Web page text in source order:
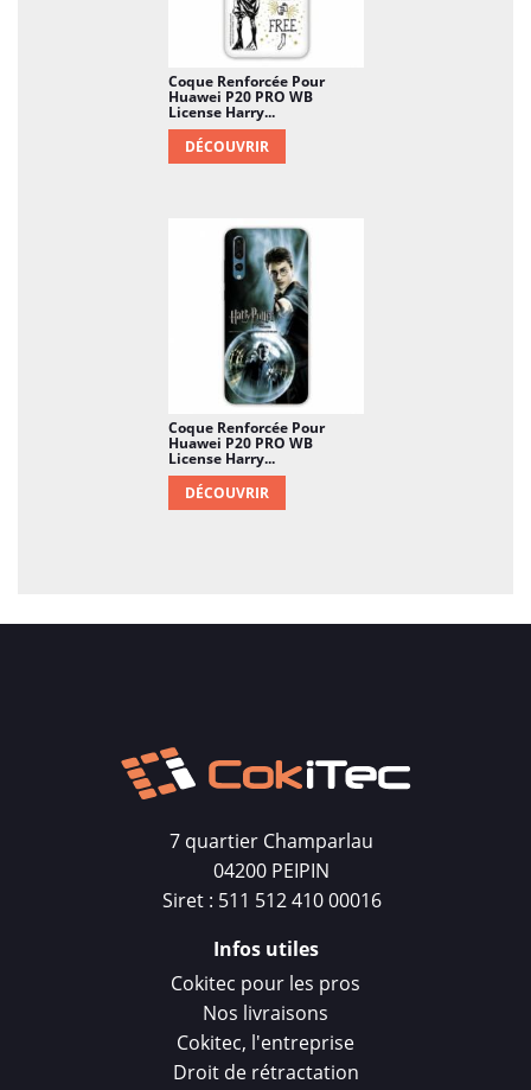
Coque Renforcée Pour
Huawei P20 PRO WB
License Harry...
DÉCOUVRIR
Coque Renforcée Pour
Huawei P20 PRO WB
License Harry...
DÉCOUVRIR
7 quartier Champarlau
04200 PEIPIN
Siret : 511 512 410 00016
Infos utiles
Cokitec pour les pros
Nos livraisons
Cokitec, l'entreprise
Droit de rétractation